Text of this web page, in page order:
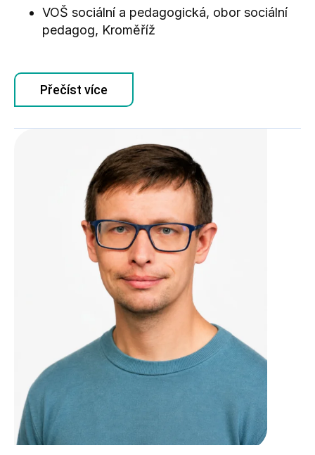
VOŠ sociální a pedagogická, obor sociální
pedagog, Kroměříž
Přečíst více